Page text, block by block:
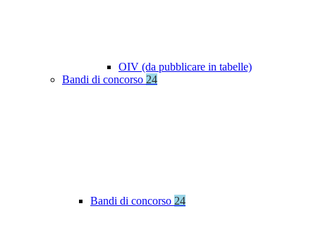
OIV (da pubblicare in tabelle)
Bandi di concorso 24
Bandi di concorso 24